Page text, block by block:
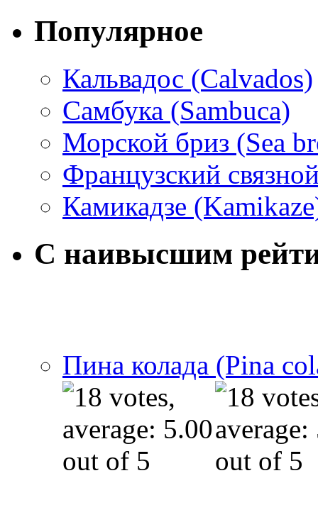
Популярное
Кальвадос (Calvados)
Самбука (Sambuca)
Морской бриз (Sea
Французский
Камикадзе
С наивысшим
Пина колада (Pina